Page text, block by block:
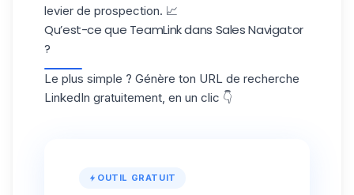
levier de prospection. 📈
Qu’est-ce que TeamLink dans Sales Navigator
?
Le plus simple ? Génère ton URL de recherche
LinkedIn gratuitement, en un clic 👇
OUTIL GRATUIT